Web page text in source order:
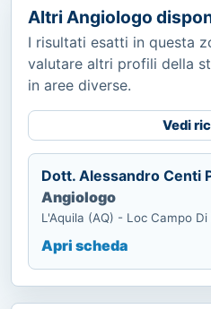
Altri Angiologo
I risultati esatti in questa
valutare altri profili della
in aree diverse.
Vedi
Dott. Alessandro Centi
Angiologo
L'Aquila (AQ) - Loc Campo Di
Apri scheda